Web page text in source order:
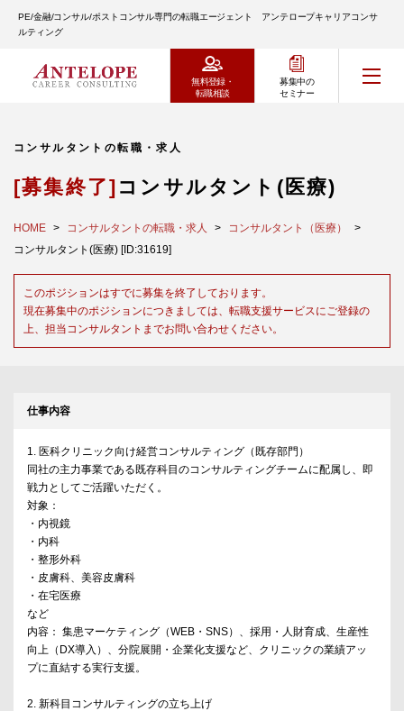
PE/金融/コンサル/ポストコンサル専門の転職エージェント アンテロープキャリアコンサ
ルティング
無料登録・
転職相談
募集中の
セミナー
コンサルタントの転職・求人
[募集終了] コンサルタント(医療)
HOME コンサルタントの転職・求人
コンサルタント（医療）
コンサルタント(医療) [ID:31619]
このポジションはすでに募集を終了しております。
現在募集中のポジションにつきましては、転職支援サービスにご登録の
上、担当コンサルタントまでお問い合わせください。
仕事内容
1. 医科クリニック向け経営コンサルティング（既存部門）
同社の主力事業である既存科目のコンサルティングチームに配属し、即
戦力としてご活躍いただく。
対象：
・内視鏡
・内科
・整形外科
・皮膚科、美容皮膚科
・在宅医療
など
内容： 集患マーケティング（WEB・SNS）、採用・人財育成、生産性
向上（DX導入）、分院展開・企業化支援など、クリニックの業績アッ
プに直結する実行支援。
2. 新科目コンサルティングの立ち上げ